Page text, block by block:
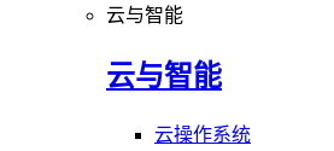
云与智能
云与智能
云操作系统